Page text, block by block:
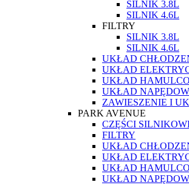
SILNIK 3.8L
SILNIK 4.6L
FILTRY
SILNIK 3.8L
SILNIK 4.6L
UKŁAD
UKŁAD
UKŁAD
UKŁAD
ZAWIESZENIE I
PARK AVENUE
CZĘŚCI
FILTRY
UKŁAD
UKŁAD
UKŁAD
UKŁAD